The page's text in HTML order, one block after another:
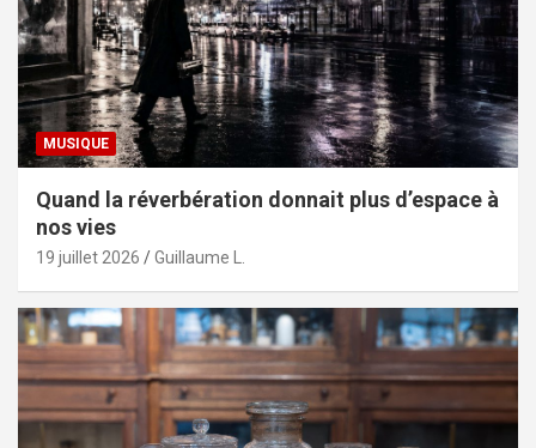
MUSIQUE
Quand la réverbération donnait plus d’espace à
nos vies
19 juillet 2026 Guillaume L.